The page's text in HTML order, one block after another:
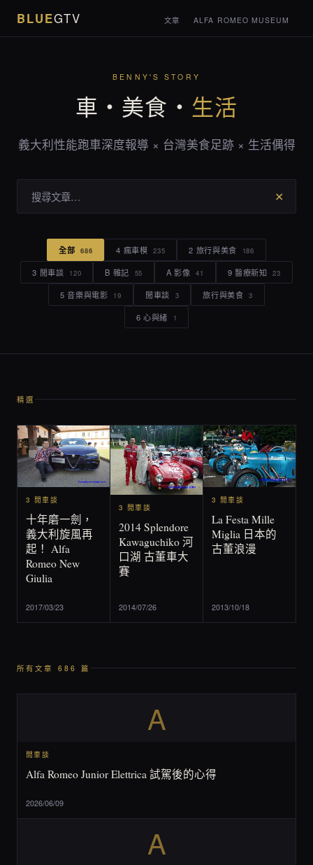
BLUEGTV 文章 ALFA ROMEO MUSEUM
BENNY'S STORY
車・美食・ 生活
義大利性能跑車深度報導 × 台灣美食足跡 × 生活偶得
✕
全部 686 4 瘋車模 235 2 旅行與美食 186
3 閒車談 120 B 雜記 55 A 影像 41 9 醫療新知 23
5 音樂與電影 19 閒車談 3 旅行與美食 3
6 心與緒 1
精選
3 閒車談
十年磨一劍，
義大利旋風再
起！ Alfa
Romeo New
Giulia
2017/03/23
3 閒車談
2014 Splendore
Kawaguchiko 河
口湖 古董車大
賽
2014/07/26
3 閒車談
La Festa Mille
Miglia 日本的
古董浪漫
2013/10/18
所有文章 686 篇
A
閒車談
Alfa Romeo Junior Elettrica 試駕後的心得
2026/06/09
A